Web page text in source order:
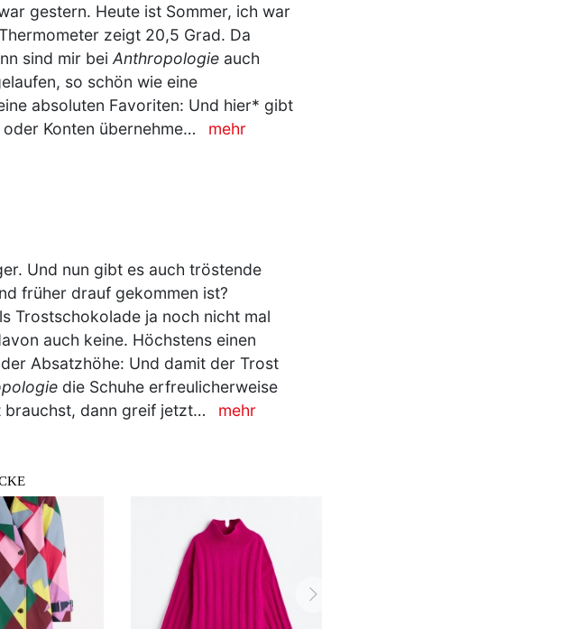
gestern. Heute ist Sommer, ich war
zeigt 20,5 Grad. Da
sind mir bei Anthropologie auch
so schön wie eine
absoluten Favoriten: Und hier* gibt
Konten übernehme…
mehr
Und nun gibt es auch tröstende
früher drauf gekommen ist?
Trostschokolade ja noch nicht mal
auch keine. Höchstens einen
Absatzhöhe: Und damit der Trost
die Schuhe erfreulicherweise
brauchst, dann greif jetzt…
mehr
vor